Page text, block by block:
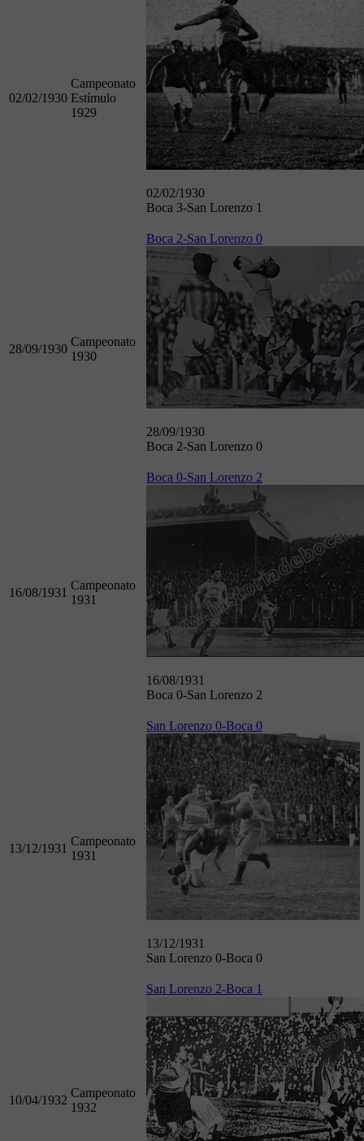
02/02/1930
Campeonato
Estímulo
1929
02/02/1930
Boca 3-San Lorenzo 1
28/09/1930
Campeonato
1930
Boca 2-San Lorenzo 0
28/09/1930
Boca 2-San Lorenzo 0
16/08/1931
Campeonato
1931
Boca 0-San Lorenzo 2
16/08/1931
Boca 0-San Lorenzo 2
13/12/1931
Campeonato
1931
San Lorenzo 0-Boca 0
13/12/1931
San Lorenzo 0-Boca 0
10/04/1932
Campeonato
1932
San Lorenzo 2-Boca 1